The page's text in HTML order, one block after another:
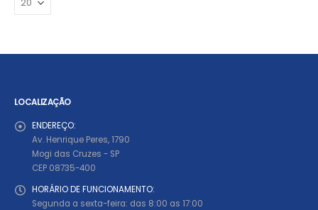
LOCALIZAÇÃO
ENDEREÇO:
Av. Henrique Peres, 1790
Mogi das Cruzes - SP
CEP 08735-400
HORÁRIO DE FUNCIONAMENTO:
Segunda a sexta-feira: das 8:00 as 17:00